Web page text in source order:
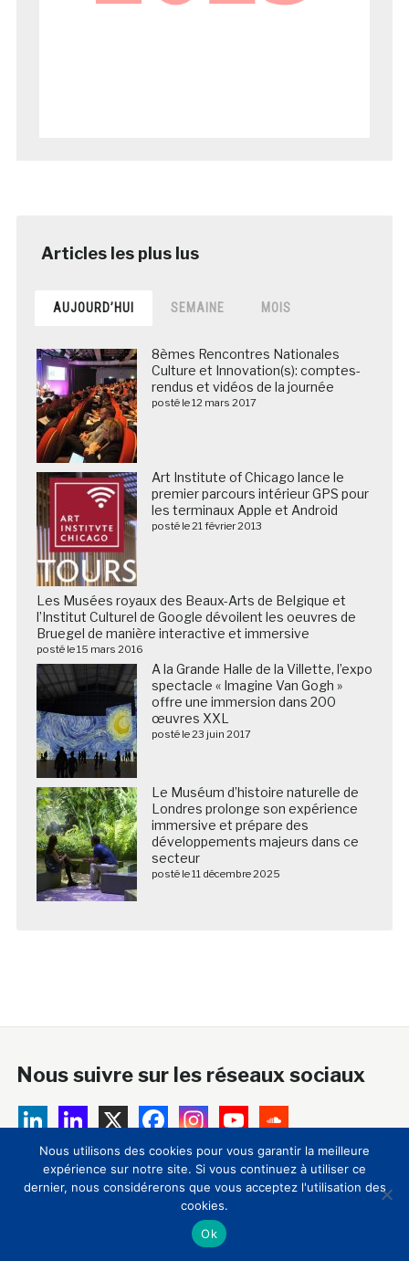
AUJOURD’HUI SEMAINE MOIS
8èmes Rencontres Nationales
Culture et Innovation(s): comptes-
rendus et vidéos de la journée
posté le 12 mars 2017
Art Institute of Chicago lance le
premier parcours intérieur GPS pour
les terminaux Apple et Android
posté le 21 février 2013
Les Musées royaux des Beaux-Arts de Belgique et
l’Institut Culturel de Google dévoilent les oeuvres de
Bruegel de manière interactive et immersive
posté le 15 mars 2016
A la Grande Halle de la Villette, l’expo
spectacle « Imagine Van Gogh »
offre une immersion dans 200
œuvres XXL
posté le 23 juin 2017
Le Muséum d’histoire naturelle de
Londres prolonge son expérience
immersive et prépare des
développements majeurs dans ce
secteur
posté le 11 décembre 2025
Nous suivre sur les réseaux sociaux
A propos
18 ans après sa création, le Club Innovation & Culture
CLIC est devenu la principale plateforme
Nous utilisons des cookies pour vous garantir la meilleure
expérience sur notre site. Si vous continuez à utiliser ce
dernier, nous considérerons que vous acceptez l'utilisation des
cookies.
Ok